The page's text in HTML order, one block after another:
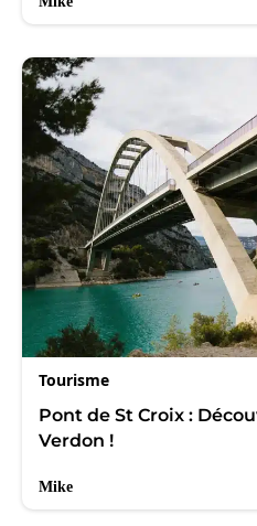
Tourisme
Pont de St Croix :
Verdon !
Mike